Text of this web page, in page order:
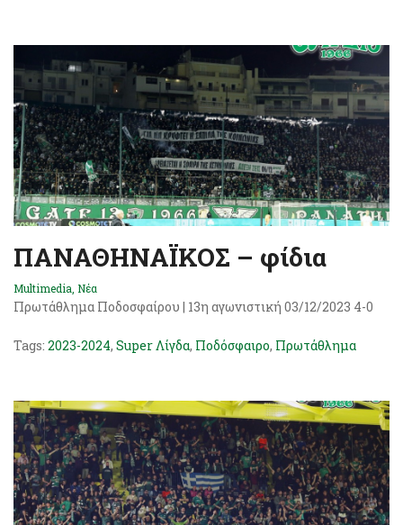
ΠΑΝΑΘΗΝΑΪΚΟΣ – φίδια
Multimedia Νέα
Πρωτάθλημα Ποδοσφαίρου | 13η αγωνιστική 03/12/2023 4-0
Tags: 2023-2024, Super Λίγδα, Ποδόσφαιρο, Πρωτάθλημα